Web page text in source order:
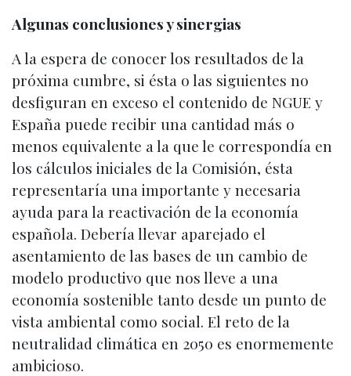
Algunas conclusiones y sinergias
A la espera de conocer los resultados de la
próxima cumbre, si ésta o las siguientes no
desfiguran en exceso el contenido de NGUE y
España puede recibir una cantidad más o
menos equivalente a la que le correspondía en
los cálculos iniciales de la Comisión, ésta
representaría una importante y necesaria
ayuda para la reactivación de la economía
española. Debería llevar aparejado el
asentamiento de las bases de un cambio de
modelo productivo que nos lleve a una
economía sostenible tanto desde un punto de
vista ambiental como social. El reto de la
neutralidad climática en 2050 es enormemente
ambicioso.